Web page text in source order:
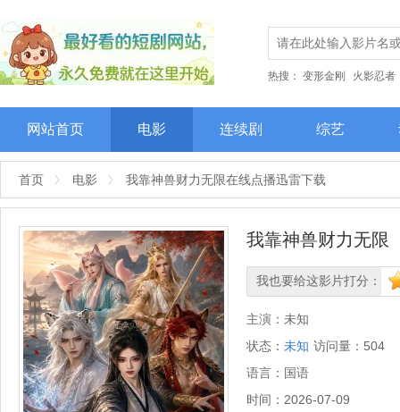
热搜： 变形金刚 火影忍者
网站首页 电影 连续剧 综艺
首页 电影 我靠神兽财力无限在线点播迅雷下载
我靠神兽财力无限
我也要给这影片打分：
很差较差还行推荐
主演： 未知
状态： 未知 访问量： 504
语言： 国语
时间： 2026-07-09